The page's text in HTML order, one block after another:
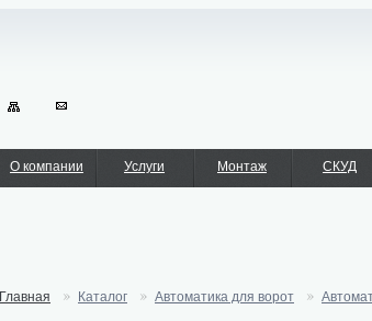
О компании
Услуги Монтаж СКУД
Главная Каталог Автоматика для ворот